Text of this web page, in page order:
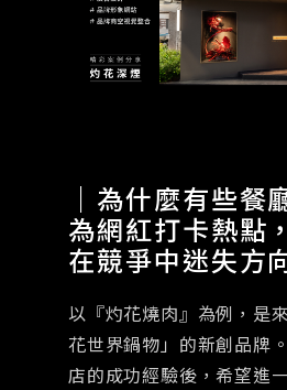
｜為什麼有些餐
為網紅打卡熱點
在競爭中迷失方
以『灼花燒肉』為例，是
花世界鍋物」的新創品牌
店的成功經驗後，希望進